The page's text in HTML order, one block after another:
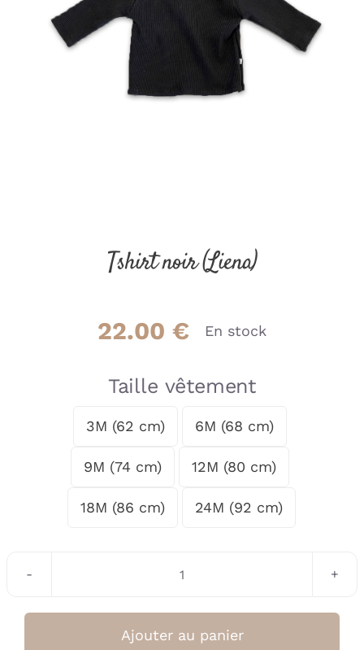
Tshirt noir (Liena)
22.00€ En stock
Taille vêtement
3M (62 cm) 6M (68 cm)
9M (74 cm) 12M (80 cm)
18M (86 cm) 24M (92 cm)
quantité
Tshirt
Ajouter au panier